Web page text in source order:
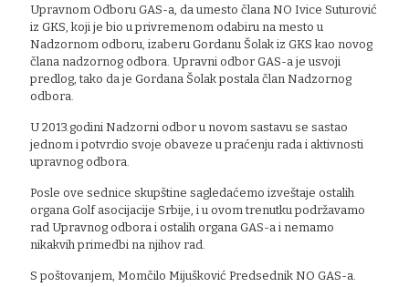
Upravnom Odboru GAS-a, da umesto člana NO Ivice Suturović
iz GKS, koji je bio u privremenom odabiru na mesto u
Nadzornom odboru, izaberu Gordanu Šolak iz GKS kao novog
člana nadzornog odbora. Upravni odbor GAS-a je usvoji
predlog, tako da je Gordana Šolak postala član Nadzornog
odbora.
U 2013.godini Nadzorni odbor u novom sastavu se sastao
jednom i potvrdio svoje obaveze u praćenju rada i aktivnosti
upravnog odbora.
Posle ove sednice skupštine sagledaćemo izveštaje ostalih
organa Golf asocijacije Srbije, i u ovom trenutku podržavamo
rad Upravnog odbora i ostalih organa GAS-a i nemamo
nikakvih primedbi na njihov rad.
S poštovanjem, Momčilo Mijušković Predsednik NO GAS-a.